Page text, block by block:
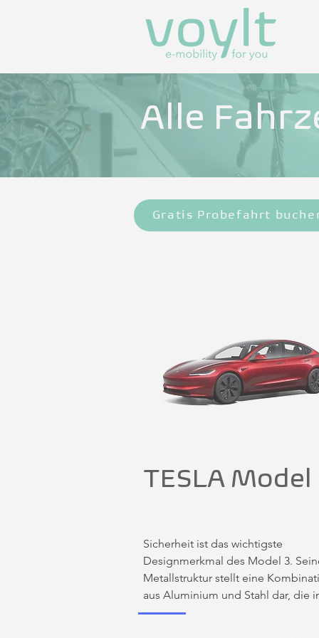
Alle
Gratis Probefahrt
TESLA Model
Sicherheit ist das wichtigste
Designmerkmal des Model 3.
Metallstruktur stellt eine
aus Aluminium und Stahl dar, die
jedem Bereich höchste Festigkeit